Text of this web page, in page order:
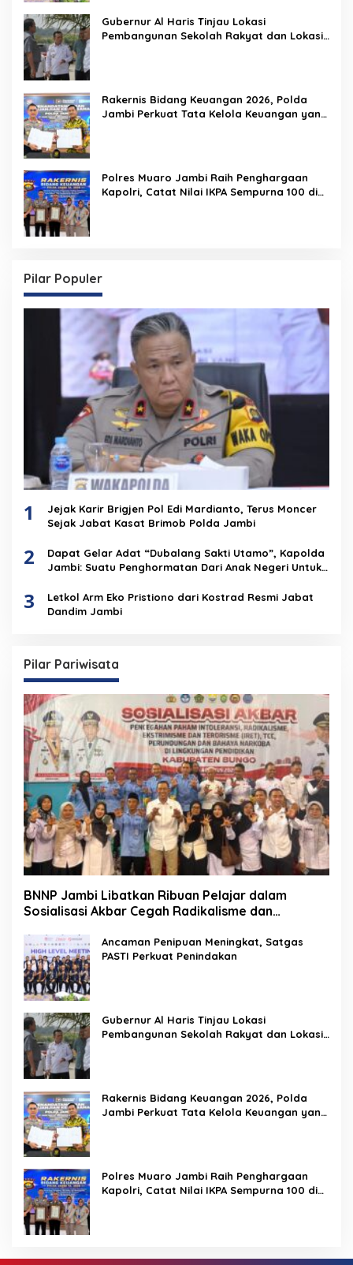
Gubernur Al Haris Tinjau Lokasi
Pembangunan Sekolah Rakyat dan Lokasi
Rakernis Bidang Keuangan 2026, Polda
Jambi Perkuat Tata Kelola Keuangan yang
Polres Muaro Jambi Raih Penghargaan
Kapolri, Catat Nilai IKPA Sempurna 100 di
Pilar Populer
1
Jejak Karir Brigjen Pol Edi Mardianto, Terus Moncer
Sejak Jabat Kasat Brimob Polda Jambi
2
Dapat Gelar Adat “Dubalang Sakti Utamo”, Kapolda
Jambi: Suatu Penghormatan Dari Anak Negeri Untuk
3
Letkol Arm Eko Pristiono dari Kostrad Resmi Jabat
Dandim Jambi
Pilar Pariwisata
BNNP Jambi Libatkan Ribuan Pelajar dalam
Sosialisasi Akbar Cegah Radikalisme dan
Ancaman Penipuan Meningkat, Satgas
PASTI Perkuat Penindakan
Gubernur Al Haris Tinjau Lokasi
Pembangunan Sekolah Rakyat dan Lokasi
Rakernis Bidang Keuangan 2026, Polda
Jambi Perkuat Tata Kelola Keuangan yang
Polres Muaro Jambi Raih Penghargaan
Kapolri, Catat Nilai IKPA Sempurna 100 di